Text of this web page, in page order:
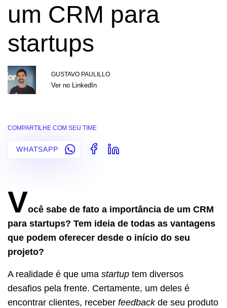
um CRM para
startups
GUSTAVO PAULILLO
Ver no LinkedIn
COMPARTILHE COM SEU TIME
WHATSAPP
Você sabe de fato a importância de um CRM
para startups? Tem ideia de todas as vantagens
que podem oferecer desde o início do seu
projeto?
A realidade é que uma startup tem diversos
desafios pela frente. Certamente, um deles é
encontrar clientes, receber feedbackde seu produto